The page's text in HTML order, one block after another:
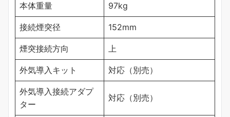
本体重量 97kg
接続煙突径 152mm
煙突接続方向 上
外気導入キット 対応（別売）
外気導入接続アダプ
ター
対応（別売）